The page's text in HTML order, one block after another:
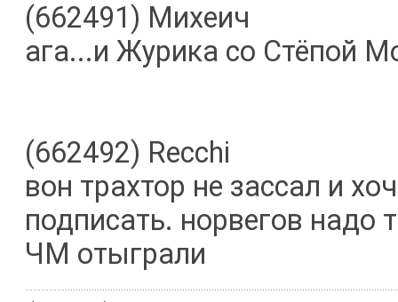
(662491) Михеич
ага...и Журика со Стёпой
(662492) Recchi
вон трахтор не зассал и
подписать. норвегов надо
ЧМ отыграли